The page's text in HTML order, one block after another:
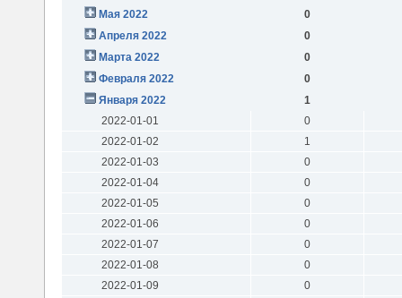
Мая 2022
0
Апреля 2022
0
Марта 2022
0
Февраля 2022
0
Января 2022
1
2022-01-01
0
2022-01-02
1
2022-01-03
0
2022-01-04
0
2022-01-05
0
2022-01-06
0
2022-01-07
0
2022-01-08
0
2022-01-09
0